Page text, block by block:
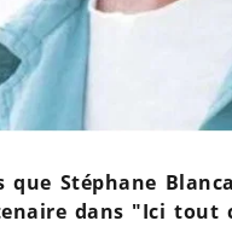
que Stéphane
dans "Ici tout